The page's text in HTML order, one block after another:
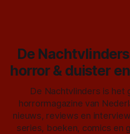
De
horror & duister
De Nachtvlinders is het
horrormagazine van
nieuws, reviews en
series, boeken, comics en